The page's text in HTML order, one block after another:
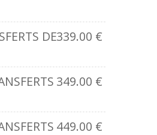
DE339.00 €
349.00 €
449.00 €